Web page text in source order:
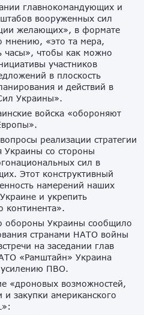
главнокомандующих и
вооруженных сил
желающих», в формате
мнению, «это та мера,
часы», чтобы как можно
участников
в плоскость
и действий в
Украины».
войска «обороняют
реализации стратегии
Украины со стороны
сил в
Этот конструктивный
намерений наших
и укрепить
континента».
обороны Украины сообщило
странами НАТО войны
на заседании глав
«Рамштайн» Украина
усилению ПВО.
«дроновых возможностей,
закупки американского